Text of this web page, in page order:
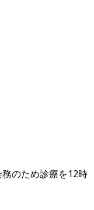
のため診療を12時